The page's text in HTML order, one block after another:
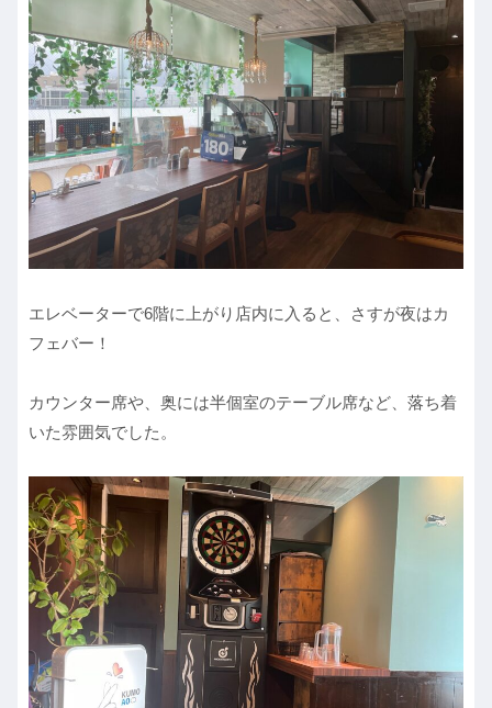
エレベーターで6階に上がり店内に入ると、さすが夜はカ
フェバー！
カウンター席や、奥には半個室のテーブル席など、落ち着
いた雰囲気でした。